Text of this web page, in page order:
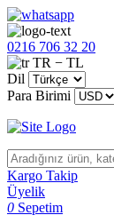
0216 706 32 20
TR − TL
Dil
Para Birimi
Kargo Takip
Üyelik
0 Sepetim